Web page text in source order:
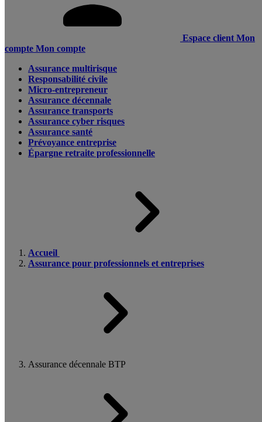
Espace client Mon
compte Mon compte
Assurance multirisque
Responsabilité civile
Micro-entrepreneur
Assurance décennale
Assurance transports
Assurance cyber risques
Assurance santé
Prévoyance entreprise
Épargne retraite professionnelle
Accueil
Assurance pour professionnels et entreprises
Assurance décennale BTP